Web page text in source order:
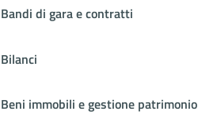
Bandi di gara e contratti
Bilanci
Beni immobili e gestione patrimonio